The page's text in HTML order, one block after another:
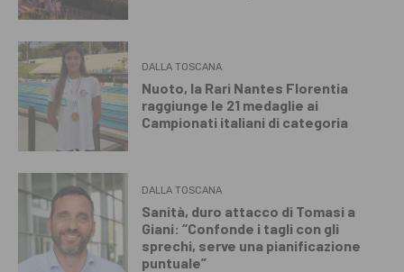
DALLA TOSCANA
Nuoto, la Rari Nantes Florentia
raggiunge le 21 medaglie ai
Campionati italiani di categoria
DALLA TOSCANA
Sanità, duro attacco di Tomasi a
Giani: “Confonde i tagli con gli
sprechi, serve una pianificazione
puntuale”